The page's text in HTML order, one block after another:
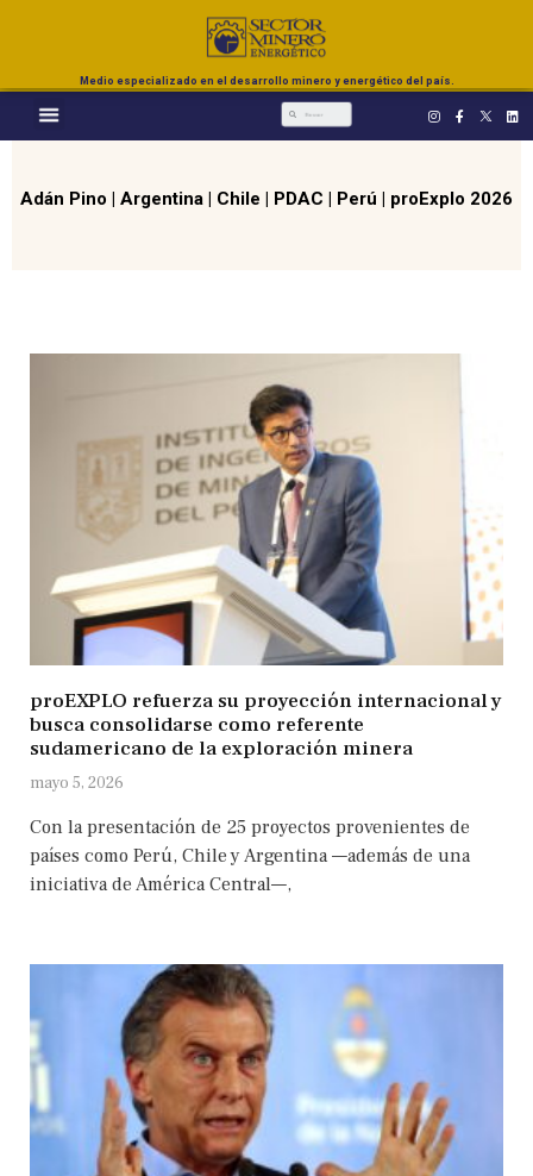
Medio especializado en el desarrollo minero y energético del país.
Adán Pino | Argentina | Chile | PDAC | Perú | proExplo 2026
proEXPLO refuerza su proyección internacional y
busca consolidarse como referente
sudamericano de la exploración minera
mayo 5, 2026
Con la presentación de 25 proyectos provenientes de
países como Perú, Chile y Argentina —además de una
iniciativa de América Central—,